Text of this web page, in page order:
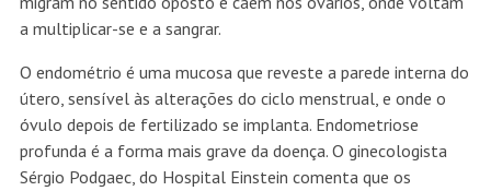
a multiplicar-se e a sangrar.
O endométrio é uma mucosa que reveste a parede interna do
útero, sensível às alterações do ciclo menstrual, e onde o
óvulo depois de fertilizado se implanta. Endometriose
profunda é a forma mais grave da doença. O ginecologista
Sérgio Podgaec, do Hospital Einstein comenta que os